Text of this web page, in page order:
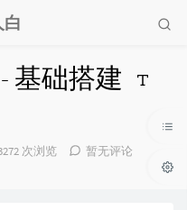
基础搭建
次浏览
暂无评论